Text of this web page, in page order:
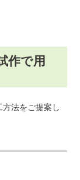
作で用
法をご提案し